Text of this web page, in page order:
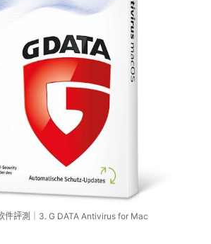
件評測｜3. G DATA Antivirus for Mac